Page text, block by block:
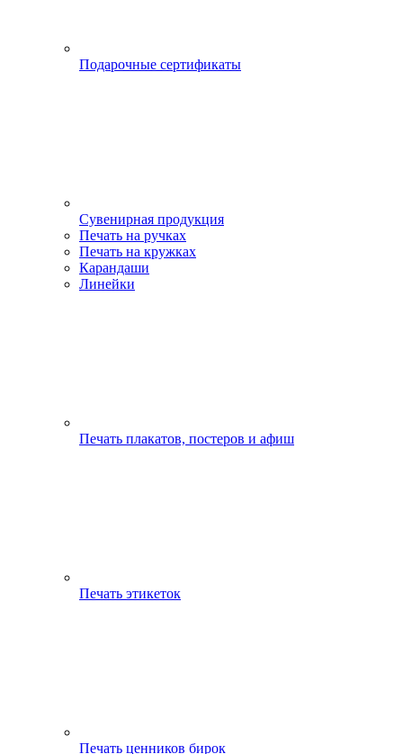
Подарочные сертификаты
Сувенирная продукция
Печать на ручках
Печать на кружках
Карандаши
Линейки
Печать плакатов, постеров и афиш
Печать этикеток
Печать ценников бирок